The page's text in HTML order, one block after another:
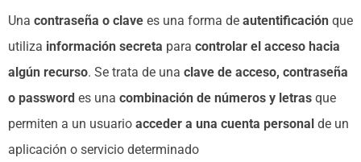
Una contraseña o clave es una forma de autentificación que
utiliza información secreta para controlar el acceso hacia
algún recurso. Se trata de una clave de acceso, contraseña
o password es una combinación de números y letras que
permiten a un usuario acceder a una cuenta personal de un
aplicación o servicio determinado